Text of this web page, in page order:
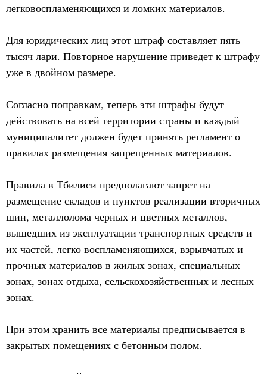
легковоспламеняющихся и ломких материалов.
Для юридических лиц этот штраф составляет пять
тысяч лари. Повторное нарушение приведет к штрафу
уже в двойном размере.
Согласно поправкам, теперь эти штрафы будут
действовать на всей территории страны и каждый
муниципалитет должен будет принять регламент о
правилах размещения запрещенных материалов.
Правила в Тбилиси предполагают запрет на
размещение складов и пунктов реализации вторичных
шин, металлолома черных и цветных металлов,
вышедших из эксплуатации транспортных средств и
их частей, легко воспламеняющихся, взрывчатых и
прочных материалов в жилых зонах, специальных
зонах, зонах отдыха, сельскохозяйственных и лесных
зонах.
При этом хранить все материалы предписывается в
закрытых помещениях с бетонным полом.